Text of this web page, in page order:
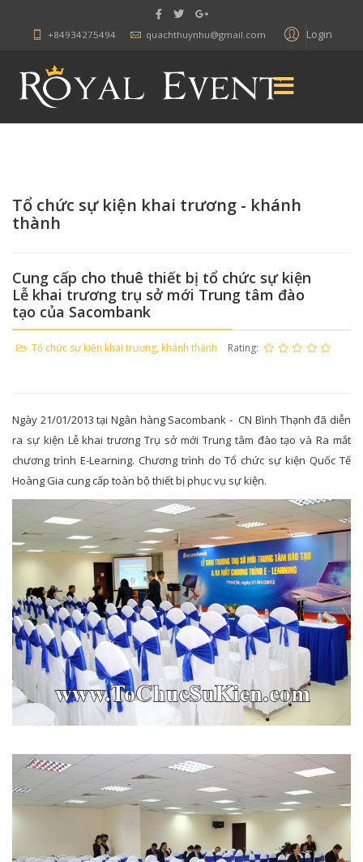
Login
+84934275494 quachthuynhu@gmail.com
Tổ chức sự kiện khai trương - khánh
thành
Cung cấp cho thuê thiết bị tổ chức sự kiện
Lễ khai trương trụ sở mới Trung tâm đào
tạo của Sacombank
Tổ chức sự kiện khai trương, khánh thành Rating:
Ngày 21/01/2013 tại Ngân hàng Sacombank - CN Bình Thạnh đã diễn
ra sự kiện Lễ khai trương Trụ sở mới Trung tâm đào tạo và Ra mắt
chương trình E-Learning. Chương trình do Tổ chức sự kiện Quốc Tế
Hoàng Gia cung cấp toàn bộ thiết bị phục vụ sự kiện.